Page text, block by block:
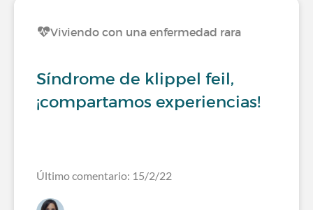
Viviendo con una enfermedad rara
Síndrome de klippel feil,
¡compartamos experiencias!
Último comentario: 15/2/22